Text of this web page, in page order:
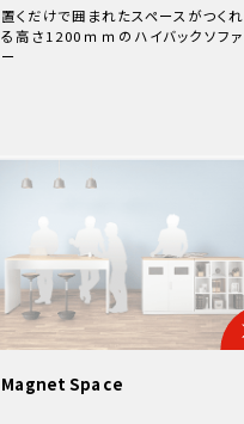
置くだけで囲まれたスペースがつくれ
る高さ1200ｍｍのハイバックソファ
ー
Magnet Space